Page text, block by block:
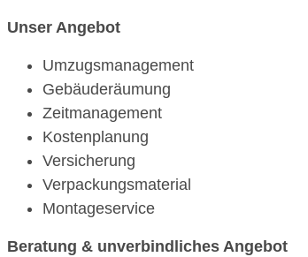
Unser Angebot
Umzugsmanagement
Gebäuderäumung
Zeitmanagement
Kostenplanung
Versicherung
Verpackungsmaterial
Montageservice
Beratung & unverbindliches Angebot